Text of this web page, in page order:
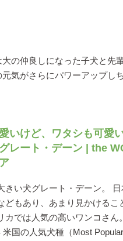
の仲良しになった子犬と先
気がさらにパワーアップし
いけど、ワタシも可愛
レート・デーン | the
きい犬グレート・デーン。
どもあり、あまり見かけるこ
カでは人気の高いワンコさん
米国の人気犬種（Most